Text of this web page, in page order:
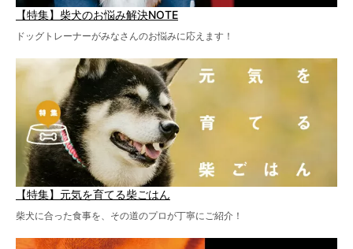
【特集】柴犬のお悩み解決NOTE
ドッグトレーナーがみなさんのお悩みに応えます！
【特集】元気を育てる柴ごはん
柴犬に合った食事を、その道のプロが丁寧にご紹介！